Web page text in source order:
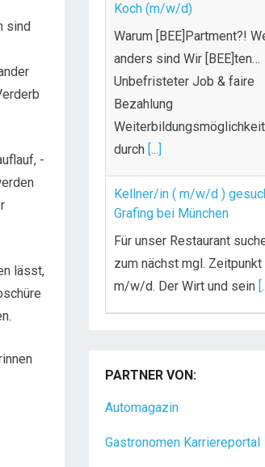
sind
-
lässt,
Koch (m/w/d)
Warum [BEE]Partment?!
anders sind Wir [BEE]ten…
Unbefristeter Job & faire
Bezahlung
durch [...]
Kellner/in ( m/w/d )
Grafing bei München
Für unser Restaurant
zum nächst mgl.
m/w/d. Der Wirt und sein
PARTNER VON:
Automagazin
Gastronomen Karriereportal